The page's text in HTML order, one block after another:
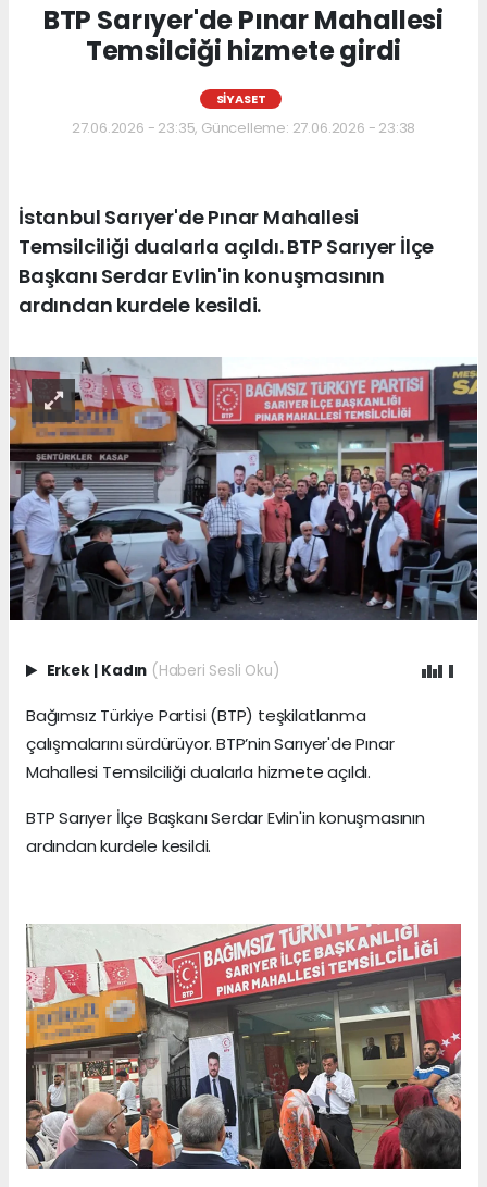
BTP Sarıyer'de Pınar Mahallesi
Temsilciği hizmete girdi
SIYASET
27.06.2026 - 23:35, Güncelleme: 27.06.2026 - 23:38
İstanbul Sarıyer'de Pınar Mahallesi
Temsilciliği dualarla açıldı. BTP Sarıyer İlçe
Başkanı Serdar Evlin'in konuşmasının
ardından kurdele kesildi.
Erkek | Kadın (Haberi Sesli Oku)
Bağımsız Türkiye Partisi (BTP) teşkilatlanma
çalışmalarını sürdürüyor. BTP’nin Sarıyer'de Pınar
Mahallesi Temsilciliği dualarla hizmete açıldı.
BTP Sarıyer İlçe Başkanı Serdar Evlin'in konuşmasının
ardından kurdele kesildi.